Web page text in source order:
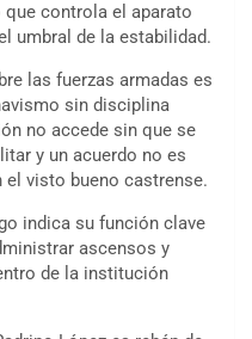
que controla el aparato
umbral de la estabilidad.
las fuerzas armadas es
sin disciplina
no accede sin que se
y un acuerdo no es
visto bueno castrense.
indica su función clave
ascensos y
de la institución